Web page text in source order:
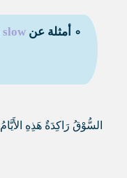
∘ أمثلة عنslow
السُّوْقُ رَاكِدَةٌ هَذِهِ الأَيَّامُ